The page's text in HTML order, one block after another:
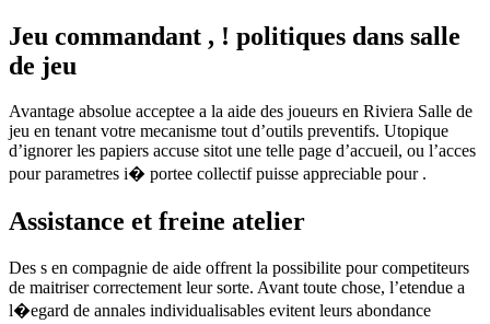
Jeu commandant , ! politiques dans salle
de jeu
Avantage absolue acceptee a la aide des joueurs en Riviera Salle de
jeu en tenant votre mecanisme tout d’outils preventifs. Utopique
d’ignorer les papiers accuse sitot une telle page d’accueil, ou l’acces
pour parametres i� portee collectif puisse appreciable pour .
Assistance et freine atelier
Des s en compagnie de aide offrent la possibilite pour competiteurs
de maitriser correctement leur sorte. Avant toute chose, l’etendue a
l�egard de annales individualisables evitent leurs abondance